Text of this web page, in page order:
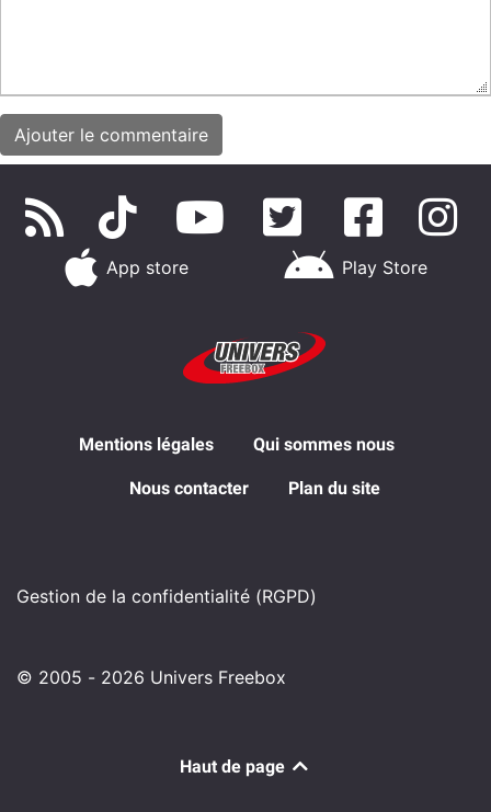
App store Play Store
Mentions légales Qui sommes nous
Nous contacter Plan du site
Gestion de la confidentialité (RGPD)
© 2005 - 2026 Univers Freebox
Haut de page